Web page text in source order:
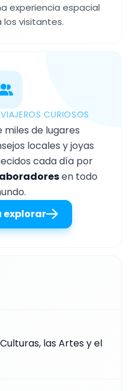
experiencia espacial
visitantes.
CURIOSOS
miles de lugares
locales y joyas
cada día por
en todo
explorar
las Artes y el